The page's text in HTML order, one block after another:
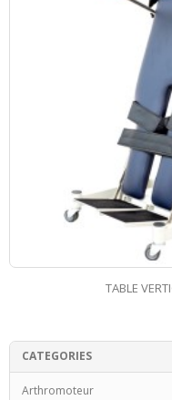
TABLE
CATEGORIES
Arthromoteur